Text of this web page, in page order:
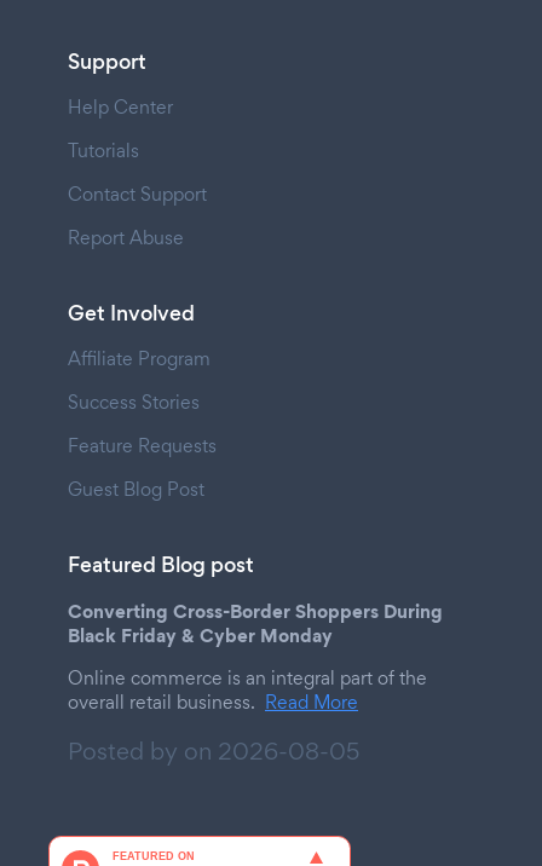
Support
Help Center
Tutorials
Contact Support
Report Abuse
Get Involved
Affiliate Program
Success Stories
Feature Requests
Guest Blog Post
Featured Blog post
Converting Cross-Border Shoppers During
Black Friday & Cyber Monday
Online commerce is an integral part of the
overall retail business. Read More
Posted by on 2026-08-05